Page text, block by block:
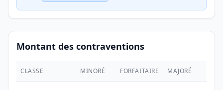
Montant des contraventions
CLASSE MINORÉ FORFAITAIRE MAJORÉ